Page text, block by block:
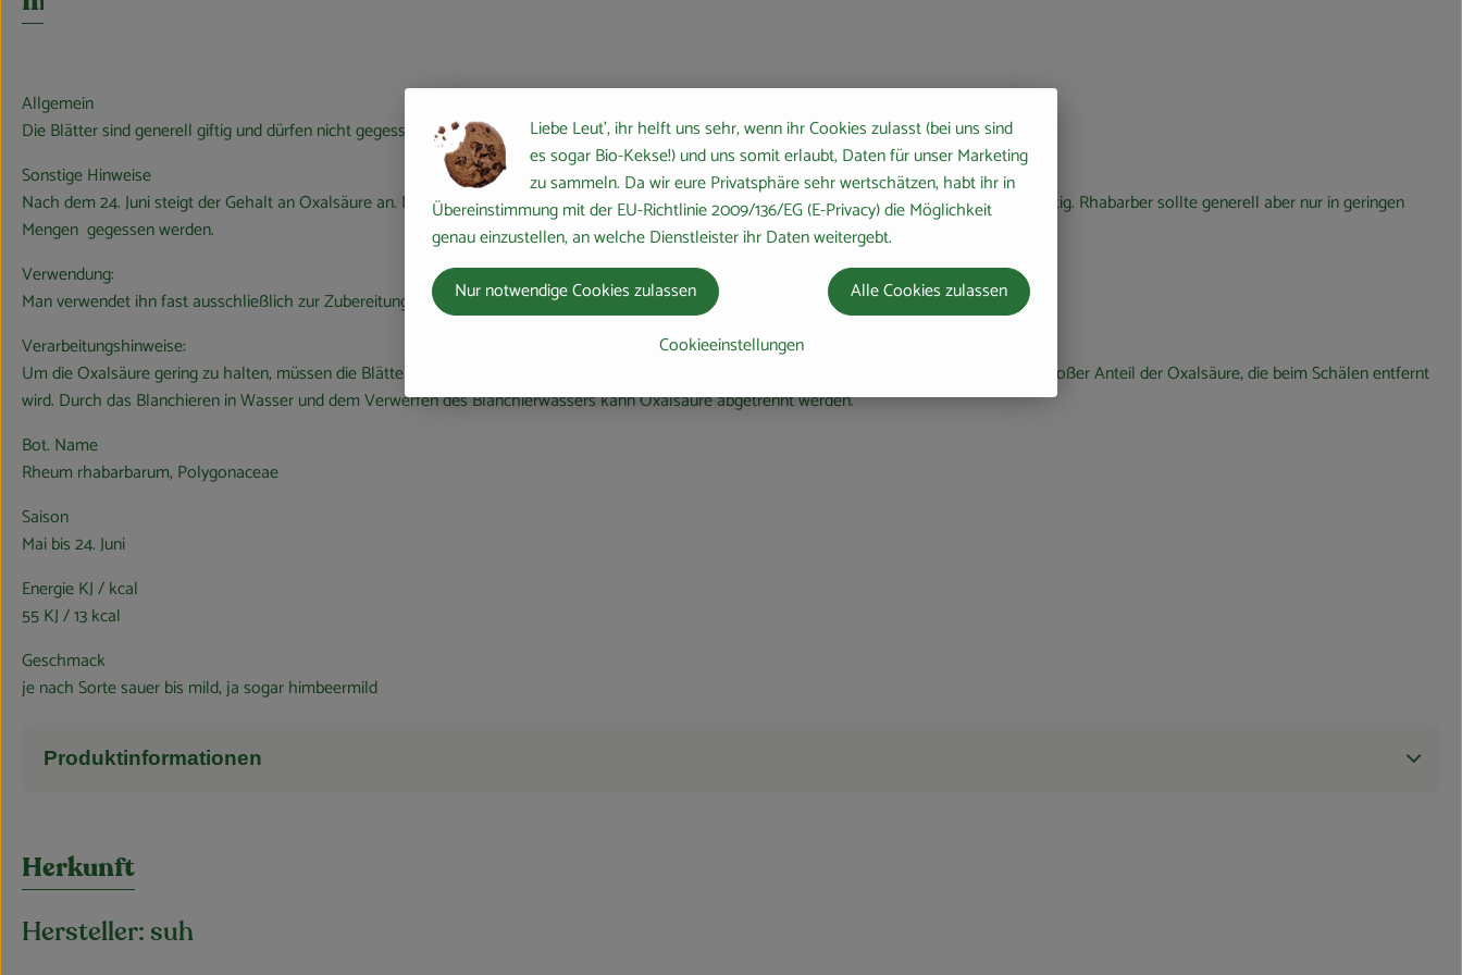
Allgemein
Die Blätter sind generell giftig und dürfen nicht gegessen werden. Die grünstieligen Sorten sind saurer, die rotstieligen dagegen sind mild.
Sonstige Hinweise
Nach dem 24. Juni steigt der Gehalt an Oxalsäure an. Nach heutigem Wissensstand ist jedoch der totale Verzicht nach besagtem Datum nicht nötig. Rhabarber sollte generell aber nur in geringen
Mengen gegessen werden.
Verwendung:
Man verwendet ihn fast ausschließlich zur Zubereitung von Marmelade, Kompott und Kuchen
Verarbeitungshinweise:
Um die Oxalsäure gering zu halten, müssen die Blätter und die Stielenden großzügig abgeschnitten werden. Auch gleich unter der Haut liegt ein großer Anteil der Oxalsäure, die beim Schälen entfernt
wird. Durch das Blanchieren in Wasser und dem Verwerfen des Blanchierwassers kann Oxalsäure abgetrennt werden.
Bot. Name
Rheum rhabarbarum, Polygonaceae
Saison
Mai bis 24. Juni
Energie KJ / kcal
55 KJ / 13 kcal
Geschmack
je nach Sorte sauer bis mild, ja sogar himbeermild
Produktinformationen
Herkunft
Hersteller: suh
Liebe Leut', ihr helft uns sehr, wenn ihr Cookies zulasst (bei uns sind
es sogar Bio-Kekse!) und uns somit erlaubt, Daten für unser Marketing
zu sammeln. Da wir eure Privatsphäre sehr wertschätzen, habt ihr in
Übereinstimmung mit der EU-Richtlinie 2009/136/EG (E-Privacy) die Möglichkeit
genau einzustellen, an welche Dienstleister ihr Daten weitergebt.
Cookieeinstellungen
Nur notwendige Cookies zulassen Alle Cookies zulassen